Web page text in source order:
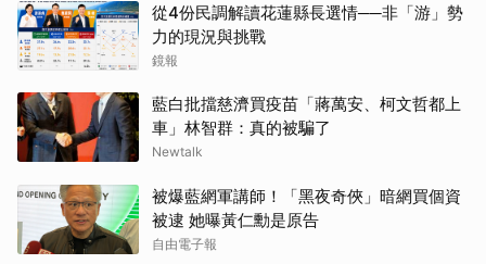
從4份民調解讀花蓮縣長選情──非「游」勢
力的現況與挑戰
鏡報
藍白批擋慈濟買疫苗「蔣萬安、柯文哲都上
車」林智群：真的被騙了
Newtalk
被爆藍網軍講師！「黑夜奇俠」暗網買個資
被逮 她曝黃仁勳是原告
自由電子報